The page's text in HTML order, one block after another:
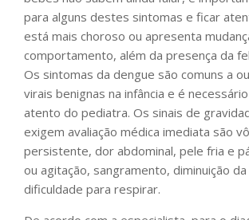
para alguns destes sintomas e ficar
está mais choroso ou apresenta
comportamento, além da presença da
Os sintomas da dengue são comuns a
virais benignas na infância e é
atento do pediatra. Os sinais de
exigem avaliação médica imediata são
persistente, dor abdominal, pele fria e
ou agitação, sangramento, diminuição da
dificuldade para respirar.